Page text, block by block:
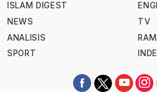
ISLAM DIGEST
NEWS
ANALISIS
SPORT
TV